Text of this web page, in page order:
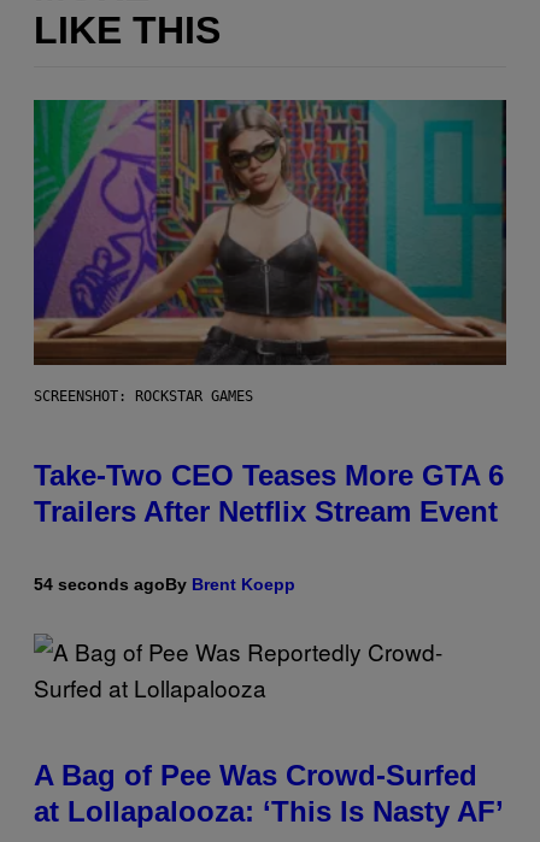
LIKE THIS
SCREENSHOT: ROCKSTAR GAMES
Take-Two CEO Teases More GTA 6
Trailers After Netflix Stream Event
54 seconds agoBy Brent Koepp
A Bag of Pee Was Crowd-Surfed
at Lollapalooza: ‘This Is Nasty AF’